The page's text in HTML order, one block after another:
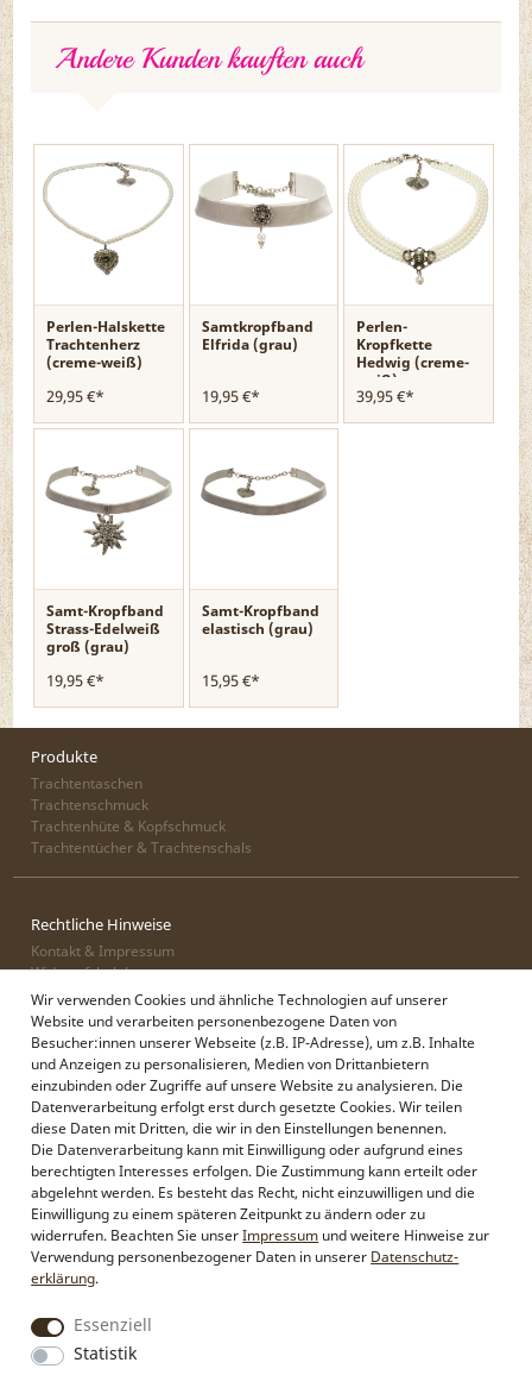
Andere Kunden kauften auch
Perlen-Halskette
Trachtenherz
(creme-weiß)
29,95 €*
Samtkropfband
Elfrida (grau)
19,95 €*
Perlen-
Kropfkette
Hedwig (creme-
weiß)
39,95 €*
Samt-Kropfband
Strass-Edelweiß
groß (grau)
19,95 €*
Samt-Kropfband
elastisch (grau)
15,95 €*
Produkte
Trachtentaschen
Trachtenschmuck
Trachtenhüte & Kopfschmuck
Trachtentücher & Trachtenschals
Rechtliche Hinweise
Kontakt & Impressum
Widerrufsbelehrung
Zahlung & Lieferung
Datenschutz
AGB
Alpenflüstern
Philosophie
Händlerbereich
Firmenkunden
Sonderanfertigungen
Pressebereich
Kontakt & Impressum
Social Media
Instagram
Wir verwenden Cookies und ähnliche Technologien auf unserer
Website und verarbeiten personenbezogene Daten von
Besucher:innen unserer Webseite (z.B. IP-Adresse), um z.B. Inhalte
und Anzeigen zu personalisieren, Medien von Drittanbietern
einzubinden oder Zugriffe auf unsere Website zu analysieren. Die
Datenverarbeitung erfolgt erst durch gesetzte Cookies. Wir teilen
diese Daten mit Dritten, die wir in den Einstellungen benennen.
Die Datenverarbeitung kann mit Einwilligung oder aufgrund eines
berechtigten Interesses erfolgen. Die Zustimmung kann erteilt oder
abgelehnt werden. Es besteht das Recht, nicht einzuwilligen und die
Einwilligung zu einem späteren Zeitpunkt zu ändern oder zu
widerrufen. Beachten Sie unserImpressum und weitere Hinweise zur
Verwendung personenbezogener Daten in unserer Daten­schutz­
erklärung.
Essenziell
Statistik